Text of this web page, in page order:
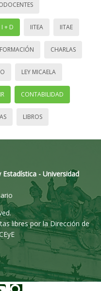
I + D IITEA IITAE
FORMACIÓN CHARLAS
LEY MICAELA
CONTABILIDAD
LIBROS
- Universidad
libres por la Dirección de